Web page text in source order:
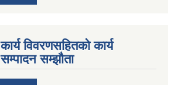
कार्य विवरणसहितको कार्य
सम्पादन सम्झौता